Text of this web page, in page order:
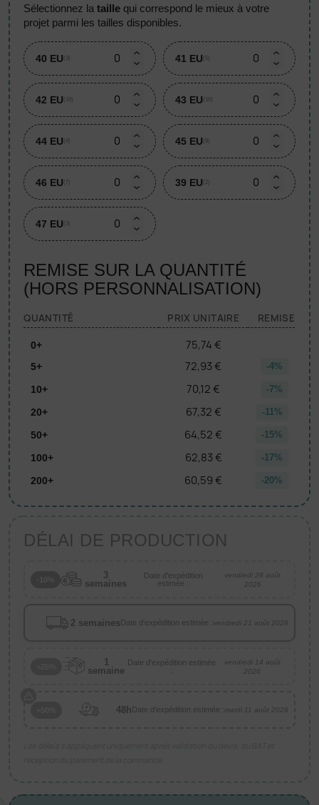
sélectionnez lataille qui correspond le mieux à votre
projet parmi les tailles disponibles.
40 EU (3) 41 EU (5)
42 EU 43 EU
44 EU 45 EU
46 EU (7) 39 EU (2)
47 EU (3)
REMISE SUR LA QUANTITÉ
(HORS PERSONNALISATION)
QUANTITÉ PRIX UNITAIRE REMISE
0+ 75,74 €
5+ 72,93 € -4%
10+ 70,12 € -7%
20+ 67,32 € -11%
50+ 64,52 € -15%
100+ 62,83 € -17%
200+ 60,59 € -20%
DÉLAI DE PRODUCTION
3
semaines
Date d'expédition
estimée :
vendredi 28 août
2026
2 semaines Date d'expédition estimée :vendredi 21 août 2026
1
semaine
Date d'expédition estimée
:
vendredi 14 août
2026
48h Date d'expédition estimée :mardi 11 août 2026